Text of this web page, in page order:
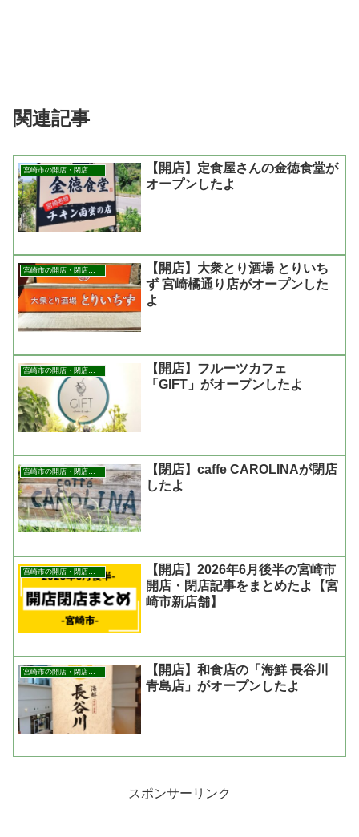
関連記事
【開店】定食屋さんの金徳食堂が
オープンしたよ
宮崎市の開店・閉店まとめ
【開店】大衆とり酒場 とりいち
ず 宮崎橘通り店がオープンした
よ
宮崎市の開店・閉店まとめ
【開店】フルーツカフェ
「GIFT」がオープンしたよ
【閉店】caffe CAROLINAが閉店
したよ
宮崎市の開店・閉店まとめ
【開店】2026年6月後半の宮崎市
開店・閉店記事をまとめたよ【宮
崎市新店舗】
宮崎市の開店・閉店まとめ
【開店】和食店の「海鮮 長谷川
青島店」がオープンしたよ
スポンサーリンク